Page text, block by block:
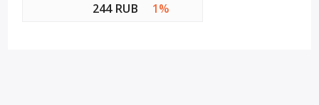
244 RUB
1%